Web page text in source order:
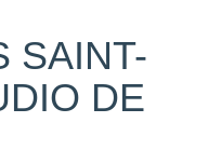
SAINT-
DE